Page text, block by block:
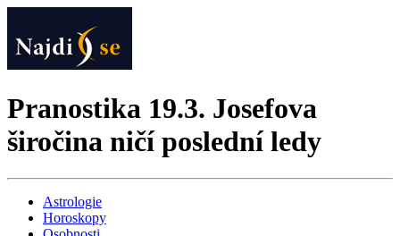
Pranostika 19.3. Josefova
širočina ničí poslední ledy
Astrologie
Horoskopy